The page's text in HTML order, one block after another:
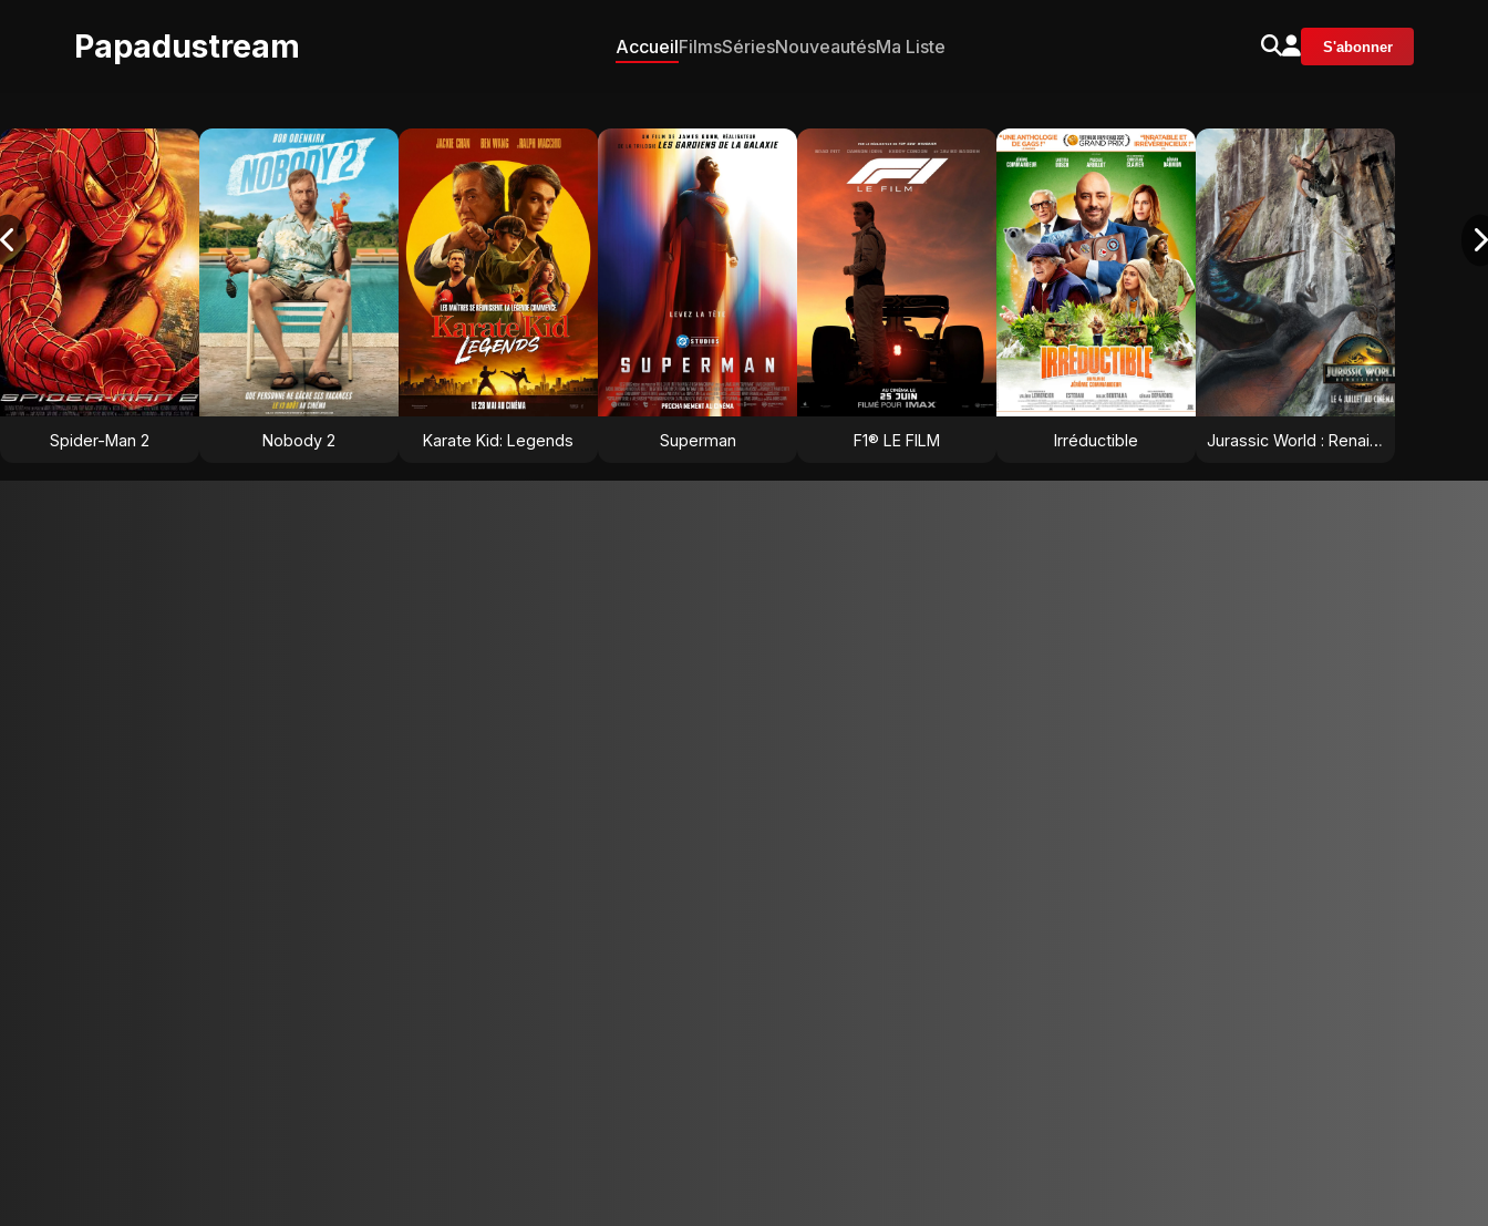
Papadustream AccueilFilmsSériesNouveautésMa Liste S'abonner
Spider-Man 2 Nobody 2 Karate Kid: Legends Superman F1® LE FILM Irréductible Jurassic World : Renaissance